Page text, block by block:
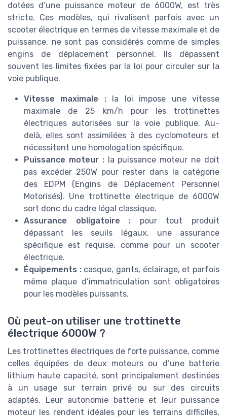
dotées d’une puissance moteur de 6000W, est très
stricte. Ces modèles, qui rivalisent parfois avec un
scooter électrique en termes de vitesse maximale et de
puissance, ne sont pas considérés comme de simples
engins de déplacement personnel. Ils dépassent
souvent les limites fixées par la loi pour circuler sur la
voie publique.
Vitesse maximale :la loi impose une vitesse
maximale de 25 km/h pour les trottinettes
électriques autorisées sur la voie publique. Au-
delà, elles sont assimilées à des cyclomoteurs et
nécessitent une homologation spécifique.
Puissance moteur :la puissance moteur ne doit
pas excéder 250W pour rester dans la catégorie
des EDPM (Engins de Déplacement Personnel
Motorisés). Une trottinette électrique de 6000W
sort donc du cadre légal classique.
Assurance obligatoire : pour tout produit
dépassant les seuils légaux, une assurance
spécifique est requise, comme pour un scooter
électrique.
Équipements :casque, gants, éclairage, et parfois
même plaque d’immatriculation sont obligatoires
pour les modèles puissants.
Où peut-on utiliser une trottinette
électrique 6000W ?
Les trottinettes électriques de forte puissance, comme
celles équipées de deux moteurs ou d’une batterie
lithium haute capacité, sont principalement destinées
à un usage sur terrain privé ou sur des circuits
adaptés. Leur autonomie batterie et leur puissance
moteur les rendent idéales pour les terrains difficiles,